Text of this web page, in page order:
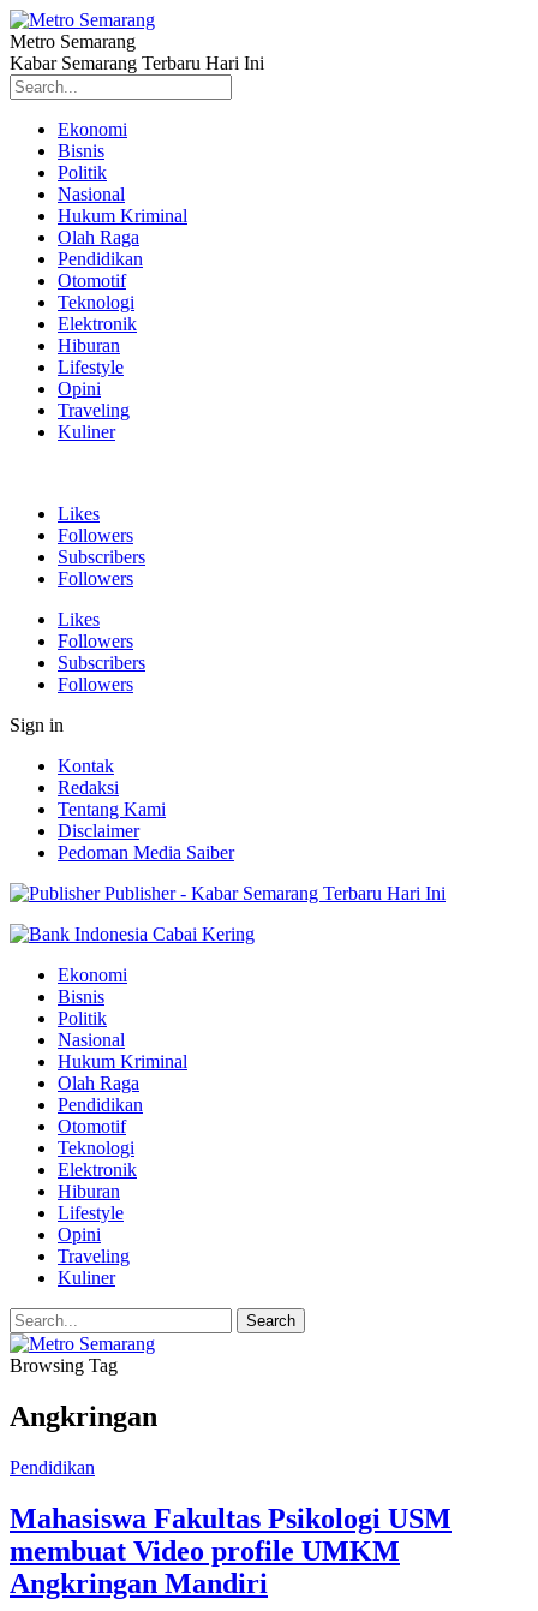
Metro Semarang
Kabar Semarang Terbaru Hari Ini
Ekonomi
Bisnis
Politik
Nasional
Hukum Kriminal
Olah Raga
Pendidikan
Otomotif
Teknologi
Elektronik
Hiburan
Lifestyle
Opini
Traveling
Kuliner
Likes
Followers
Subscribers
Followers
Likes
Followers
Subscribers
Followers
Sign in
Kontak
Redaksi
Tentang Kami
Disclaimer
Pedoman Media Saiber
Publisher - Kabar Semarang Terbaru Hari Ini
Ekonomi
Bisnis
Politik
Nasional
Hukum Kriminal
Olah Raga
Pendidikan
Otomotif
Teknologi
Elektronik
Hiburan
Lifestyle
Opini
Traveling
Kuliner
Browsing Tag
Angkringan
Pendidikan
Mahasiswa Fakultas Psikologi USM
membuat Video profile UMKM
Angkringan Mandiri